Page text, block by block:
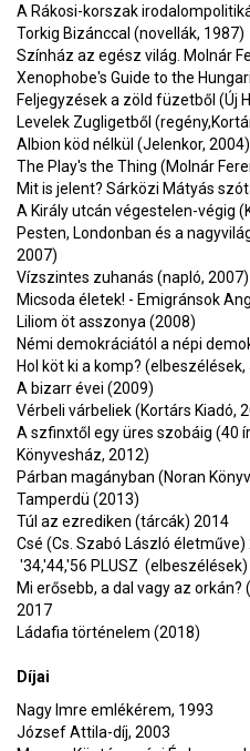
A Rákosi-korszak
Torkig Bizánccal (novellák, 1987)
Színház az egész világ. Molnár
Xenophobe's Guide to the
Feljegyzések a zöld füzetből (Új
Levelek Zugligetből
Albion köd nélkül (Jelenkor, 2004)
The Play's the Thing (Molnár
Mit is jelent? Sárközi Mátyás
A Király utcán végestelen-végig
Pesten, Londonban és a
2007)
Vízszintes zuhanás (napló, 2007)
Micsoda életek! - Emigránsok
Liliom öt asszonya (2008)
Némi demokráciától a népi
Hol köt ki a komp?
A bizarr évei (2009)
Vérbeli várbeliek (Kortárs Kiadó,
A szfinxtől egy üres szobáig (40
Könyvesház, 2012)
Párban magányban (Noran
Tamperdü (2013)
Túl az ezrediken (tárcák) 2014
Csé (Cs. Szabó László életműve)
'34,'44,'56 PLUSZ
Mi erősebb, a dal vagy az
2017
Ládafia történelem (2018)
Díjai
Nagy Imre emlékérem, 1993
József Attila-díj, 2003